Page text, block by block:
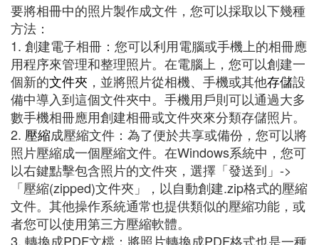
要將相冊中的照片製作成文件，您可以採取以下幾種
方法：
1. 創建電子相冊：您可以利用電腦或手機上的相冊應
用程序來管理和整理照片。在電腦上，您可以創建一
個新的文件夾 ，並將照片從相機、手機或其他存儲設
備中導入到這個文件夾中。手機用戶則可以通過大多
數手機相冊應用創建相冊或文件夾來分類存儲照片。
2. 壓縮成壓縮文件：為了便於共享或備份，您可以將
照片壓縮成一個壓縮文件。在Windows系統中，您可
以右鍵點擊包含照片的文件夾，選擇「發送到」->
「壓縮(zipped)文件夾」，以自動創建.zip格式的壓縮
文件。其他操作系統通常也提供類似的壓縮功能，或
者您可以使用第三方壓縮軟體。
3. 轉換成PDF文檔：將照片轉換成PDF格式也是一種